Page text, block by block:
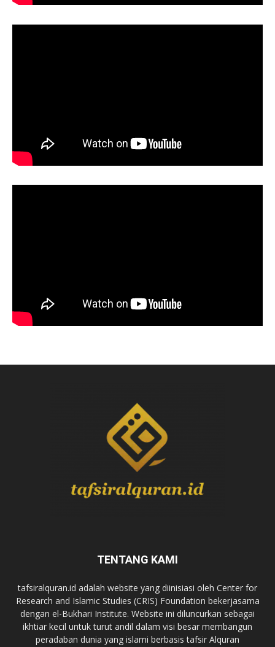
TENTANG KAMI
tafsiralquran.id adalah website yang diinisiasi oleh Center for
Research and Islamic Studies (CRIS) Foundation bekerjasama
dengan el-Bukhari Institute. Website ini diluncurkan sebagai
ikhtiar kecil untuk turut andil dalam visi besar membangun
peradaban dunia yang islami berbasis tafsir Alquran